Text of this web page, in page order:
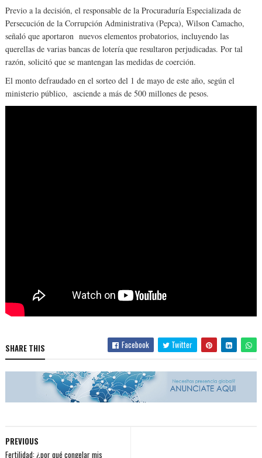
Previo a la decisión, el responsable de la Procuraduría Especializada de
Persecución de la Corrupción Administrativa (Pepca), Wilson Camacho,
señaló que aportaron nuevos elementos probatorios, incluyendo las
querellas de varias bancas de lotería que resultaron perjudicadas. Por tal
razón, solicitó que se mantengan las medidas de coerción.
El monto defraudado en el sorteo del 1 de mayo de este año, según el
ministerio público, asciende a más de 500 millones de pesos.
SHARE THIS Facebook Twitter
PREVIOUS
Fertilidad: ¿por qué congelar mis